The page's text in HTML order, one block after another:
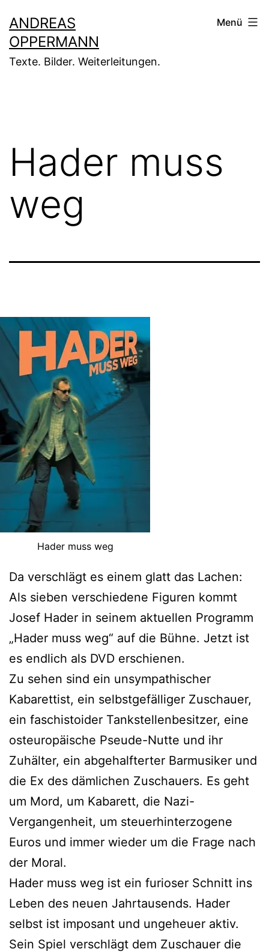
Inhalt
springen
ANDREAS
OPPERMANN
Texte. Bilder. Weiterleitungen.
Menü
Hader muss
weg
Hader muss weg
Da verschlägt es einem glatt das Lachen:
Als sieben verschiedene Figuren kommt
Josef Hader in seinem aktuellen Programm
„Hader muss weg“ auf die Bühne. Jetzt ist
es endlich als DVD erschienen.
Zu sehen sind ein unsympathischer
Kabarettist, ein selbstgefälliger Zuschauer,
ein faschistoider Tankstellenbesitzer, eine
osteuropäische Pseude-Nutte und ihr
Zuhälter, ein abgehalfterter Barmusiker und
die Ex des dämlichen Zuschauers. Es geht
um Mord, um Kabarett, die Nazi-
Vergangenheit, um steuerhinterzogene
Euros und immer wieder um die Frage nach
der Moral.
Hader muss weg ist ein furioser Schnitt ins
Leben des neuen Jahrtausends. Hader
selbst ist imposant und ungeheuer aktiv.
Sein Spiel verschlägt dem Zuschauer die